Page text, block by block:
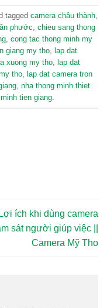
tagged camera châu thành
phước chieu sang thong
cong tac thong minh my
giang my tho lap dat
xuong my tho lap dat
tho lap dat camera tron
nha thong minh thiet
tien giang
Lợi ích khi dùng camera
sát người giúp việc ||
Camera Mỹ Tho